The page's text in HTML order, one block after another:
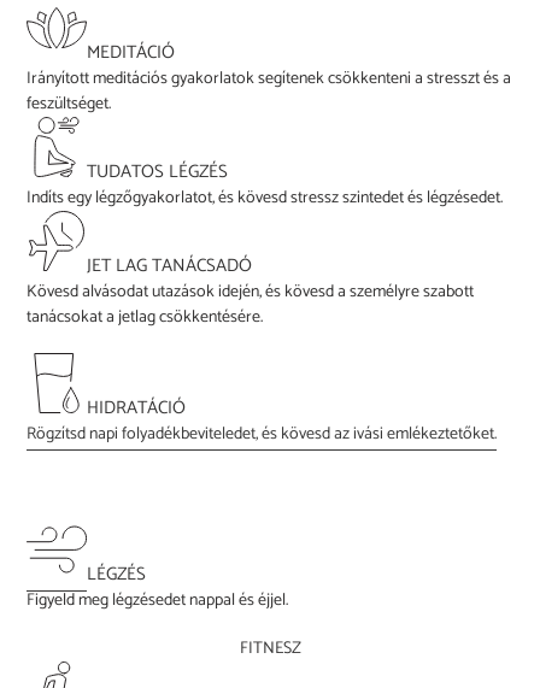
MEDITÁCIÓ
Irányított meditációs gyakorlatok segítenek csökkenteni a stresszt és a
feszültséget.
TUDATOS LÉGZÉS
Indíts egy légzőgyakorlatot, és kövesd stressz szintedet és légzésedet.
JET LAG TANÁCSADÓ
Kövesd alvásodat utazások idején, és kövesd a személyre szabott
tanácsokat a jetlag csökkentésére.
HIDRATÁCIÓ
Rögzítsd napi folyadékbeviteledet, és kövesd az ivási emlékeztetőket.
LÉGZÉS
Figyeld meg légzésedet nappal és éjjel.
FITNESZ